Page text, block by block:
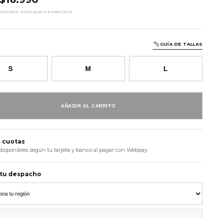
· Envío gratis a todo Chile
GUÍA DE TALLAS
S M L
AÑADIR AL CARRITO
cuotas
según tu tarjeta y banco al pagar con Webpay.
despacho